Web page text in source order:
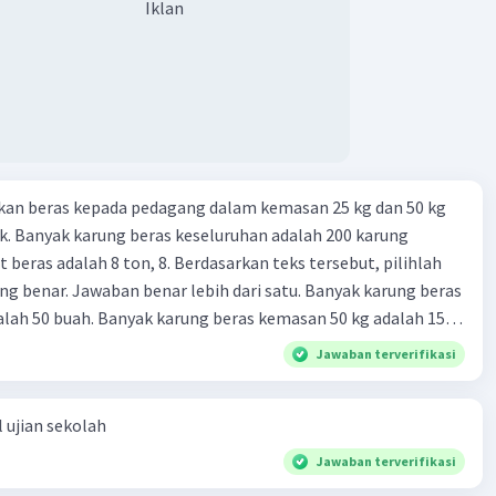
Iklan
beras kepada pedagang dalam kemasan 25 kg dan 50 kg
Banyak karung beras keseluruhan adalah 200 karung
adalah 8 ton, 8. Berdasarkan teks tersebut, pilihlah
benar. Jawaban benar lebih dari satu. Banyak karung beras
50 buah. Banyak karung beras kemasan 50 kg adalah 150
dalam kemasan 25 kg adalah 2 ton. Perbandingan berat
kg dan 50 kg dalam truk adalah 1: 3. 9. Berdasarkan teks
biaya angkut semua beras yang harus dibayar oleh Bu
C. Rp2.312.000 B. Rp2.475.000 D. Rp2.280.000
Jawaban terverifikasi
ujian sekolah
Jawaban terverifikasi